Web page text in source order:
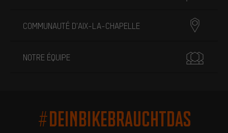
COMMUNAUTÉ D'AIX-LA-CHAPELLE
NOTRE ÉQUIPE
#DEINBIKEBRAUCHTDAS